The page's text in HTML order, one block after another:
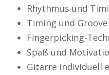
Rhythmus und
Timing und
Fingerpicking-
Spaß und
Gitarre individuell